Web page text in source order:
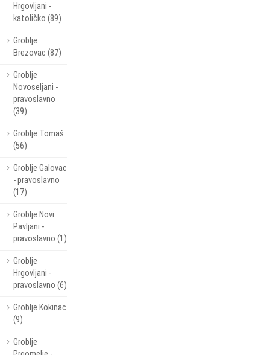
Hrgovljani -
katoličko (89)
Groblje
Brezovac (87)
Groblje
Novoseljani -
pravoslavno
(39)
Groblje Tomaš
(56)
Groblje Galovac
- pravoslavno
(17)
Groblje Novi
Pavljani -
pravoslavno (1)
Groblje
Hrgovljani -
pravoslavno (6)
Groblje Kokinac
(9)
Groblje